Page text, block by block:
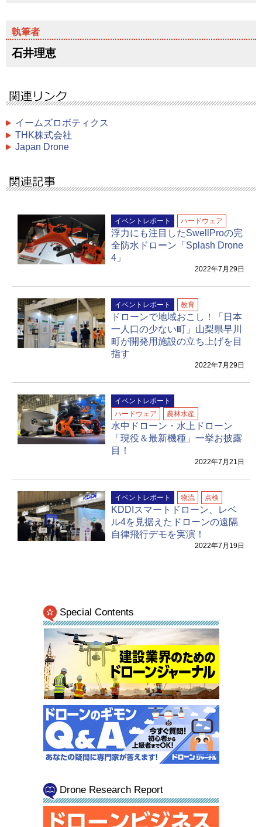
石井理恵
イームズロボティクス
THK株式会社
Japan Drone
イベントレポート ハードウェア
浮力にも注目したSwellProの完
全防水ドローン「Splash Drone
4」
2022年7月29日
イベントレポート 教育
ドローンで地域おこし！「日本
一人口の少ない町」山梨県早川
町が開発用施設の立ち上げを目
指す
2022年7月29日
イベントレポート
ハードウェア
農林水産
水中ドローン・水上ドローン
「現役＆最新機種」一挙お披露
目！
2022年7月21日
イベントレポート 物流 点検
KDDIスマートドローン、レベ
ル4を見据えたドローンの遠隔
自律飛行デモを実演！
2022年7月19日
Special Contents
Drone Research Report